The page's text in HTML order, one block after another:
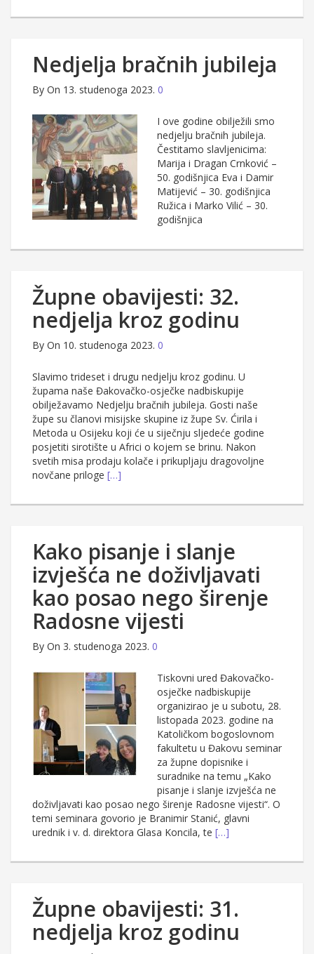
Nedjelja bračnih jubileja
By On 13. studenoga 2023. 0
I ove godine obilježili smo
nedjelju bračnih jubileja.
Čestitamo slavljenicima:
Marija i Dragan Crnković –
50. godišnjica Eva i Damir
Matijević – 30. godišnjica
Ružica i Marko Vilić – 30.
godišnjica
Župne obavijesti: 32.
nedjelja kroz godinu
By On 10. studenoga 2023. 0
Slavimo trideset i drugu nedjelju kroz godinu. U
župama naše Đakovačko-osječke nadbiskupije
obilježavamo Nedjelju bračnih jubileja. Gosti naše
župe su članovi misijske skupine iz župe Sv. Ćirila i
Metoda u Osijeku koji će u siječnju sljedeće godine
posjetiti sirotište u Africi o kojem se brinu. Nakon
svetih misa prodaju kolače i prikupljaju dragovoljne
novčane priloge […]
Kako pisanje i slanje
izvješća ne doživljavati
kao posao nego širenje
Radosne vijesti
By On 3. studenoga 2023. 0
Tiskovni ured Đakovačko-
osječke nadbiskupije
organizirao je u subotu, 28.
listopada 2023. godine na
Katoličkom bogoslovnom
fakultetu u Đakovu seminar
za župne dopisnike i
suradnike na temu „Kako
pisanje i slanje izvješća ne
doživljavati kao posao nego širenje Radosne vijesti“. O
temi seminara govorio je Branimir Stanić, glavni
urednik i v. d. direktora Glasa Koncila, te […]
Župne obavijesti: 31.
nedjelja kroz godinu